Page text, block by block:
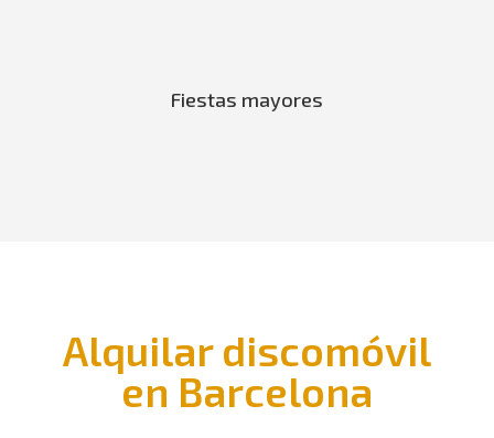
Fiestas mayores
Alquilar discomóvil
en Barcelona